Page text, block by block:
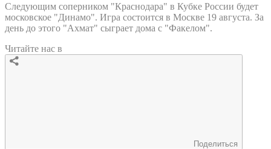
Следующим соперником "Краснодара" в Кубке России будет
московское "Динамо". Игра состоится в Москве 19 августа. За
день до этого "Ахмат" сыграет дома с "Факелом".
Читайте нас в
Поделиться